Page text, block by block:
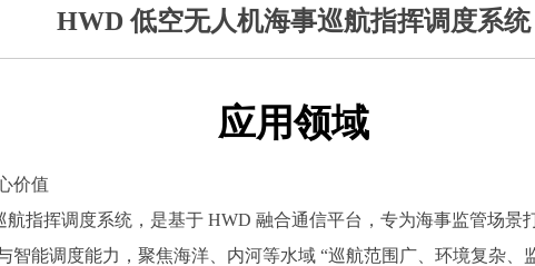
HWD 低空无人机海事巡航指挥调度系统
应用领域
价值
挥调度系统，是基于 HWD 融合通信平台，专为海事监管场景
智能调度能力，聚焦海洋、内河等水域 “巡航范围广、环境复杂、